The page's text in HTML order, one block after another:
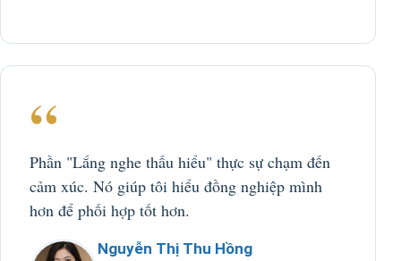
“
Phần "Lắng nghe thấu hiểu" thực sự chạm đến
cảm xúc. Nó giúp tôi hiểu đồng nghiệp mình
hơn để phối hợp tốt hơn.
Nguyễn Thị Thu Hồng